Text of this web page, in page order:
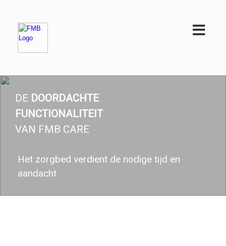
content
DE DOORDACHTE
FUNCTIONALITEIT
VAN FMB CARE
Het zorgbed verdient de nodige tijd en
aandacht